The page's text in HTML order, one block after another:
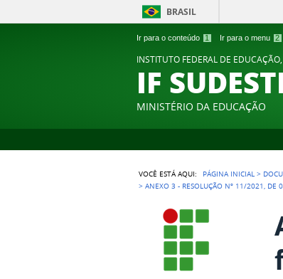
Ir para o conteúdo 1 Ir para o menu 2
BRASIL
INSTITUTO FEDERAL DE
IF
MINISTÉRIO DA EDUCAÇÃO
VOCÊ ESTÁ AQUI: PÁGINA INICIAL >
>ANEXO 3 - RESOLUÇÃO Nº 11/2021, DE